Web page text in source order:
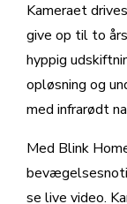
Kameraet
give op til to
hyppig
opløsning og
med infrarødt
Med Blink
se live video.